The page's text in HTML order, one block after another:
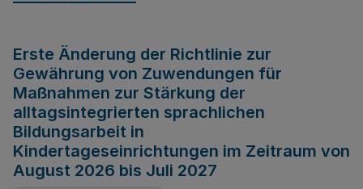
Erste Änderung der Richtlinie zur
Gewährung von Zuwendungen für
Maßnahmen zur Stärkung der
alltagsintegrierten sprachlichen
Bildungsarbeit in
Kindertageseinrichtungen im Zeitraum von
August 2026 bis Juli 2027